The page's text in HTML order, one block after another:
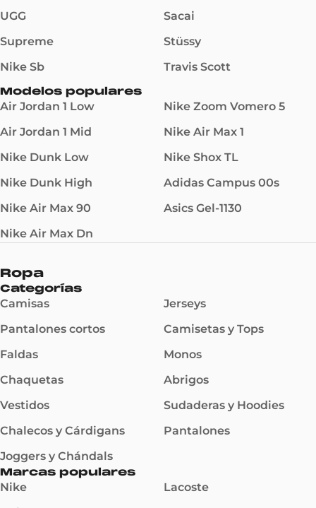
UGG
Supreme
Nike Sb
Sacai
Stüssy
Travis Scott
Modelos populares
Air Jordan 1 Low
Air Jordan 1 Mid
Nike Dunk Low
Nike Dunk High
Nike Air Max 90
Nike Air Max Dn
Nike Zoom Vomero 5
Nike Air Max 1
Nike Shox TL
Adidas Campus 00s
Asics Gel-1130
Ropa
Categorías
Camisas
Pantalones cortos
Faldas
Chaquetas
Vestidos
Chalecos y Cárdigans
Joggers y Chándals
Jerseys
Camisetas y Tops
Monos
Abrigos
Sudaderas y Hoodies
Pantalones
Marcas populares
Nike
Lacoste